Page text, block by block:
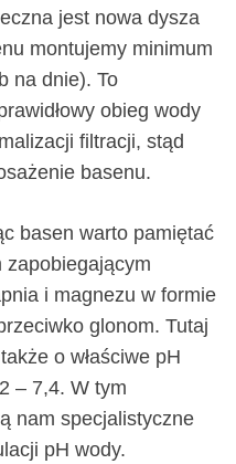
jest nowa dysza
montujemy minimum
na dnie). To
obieg wody
filtracji, stąd
basenu.
basen warto pamiętać
zapobiegającym
i magnezu w formie
glonom. Tutaj
o właściwe pH
– 7,4. W tym
nam specjalistyczne
pH wody.